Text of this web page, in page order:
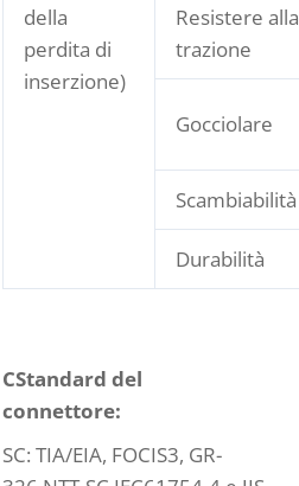
della
perdita di
inserzione)
Resistere alla
trazione
Gocciolare
Scambiabilità
Durabilità
CStandard del
connettore:
SC: TIA/EIA, FOCIS3, GR-